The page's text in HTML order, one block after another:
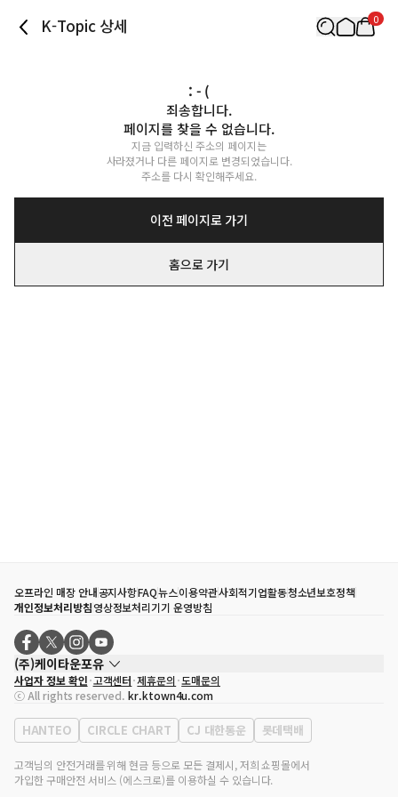
K-Topic 상세 0
: - (
죄송합니다.
페이지를 찾을 수 없습니다.
지금 입력하신 주소의 페이지는
사라졌거나 다른 페이지로 변경되었습니다.
주소를 다시 확인해주세요.
이전 페이지로 가기
홈으로 가기
오프라인 매장 안내공지사항FAQ뉴스이용약관사회적기업활동청소년보호정책
개인정보처리방침영상정보처리기기 운영방침
(주)케이타운포유
대표자
송효민
사업자등록번호
120-87-71116
통신판매업 신고번호 제2011-서울강남-02223
대표전화
02-552-9855
사업자 정보 확인 고객센터 제휴문의 도매문의
ⓒ All rights reserved. kr.ktown4u.com
HANTEO CIRCLE CHART CJ 대한통운 롯데택배
고객님의 안전거래를 위해 현금 등으로 모든 결제시, 저희 쇼핑몰에서
가입한 구매안전 서비스 (에스크로)를 이용하실 수 있습니다.